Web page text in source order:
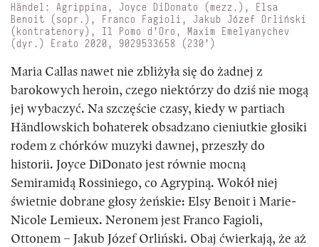
Händel: Agrippina, Joyce DiDonato (mezz.), Elsa
Benoit (sopr.), Franco Fagioli, Jakub Józef Orliński
(kontratenory), Il Pomo d’Oro, Maxim Emelyanychev
(dyr.) Erato 2020, 9029533658 (230’)
Maria Callas nawet nie zbliżyła się do żadnej z
barokowych heroin, czego niektórzy do dziś nie mogą
jej wybaczyć. Na szczęście czasy, kiedy w partiach
Händlowskich bohaterek obsadzano cieniutkie głosiki
rodem z chórków muzyki dawnej, przeszły do
historii. Joyce DiDonato jest równie mocną
Semiramidą Rossiniego, co Agrypiną. Wokół niej
świetnie dobrane głosy żeńskie: Elsy Benoit i Marie-
Nicole Lemieux. Neronem jest Franco Fagioli,
Ottonem – Jakub Józef Orliński. Obaj ćwierkają, że aż